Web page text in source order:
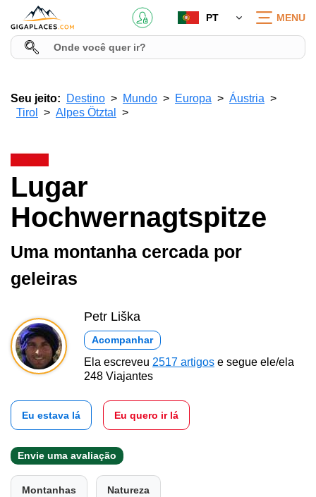
PT MENU
Seu jeito: Destino Mundo Europa
Áustria
Tirol
Alpes Ötztal
Lugar
Hochwernagtspitze
Uma montanha cercada por
geleiras
Petr Liška
Acompanhar
Ela escreveu 2517 artigos e segue ele/ela
248 Viajantes
Eu estava lá Eu quero ir lá
Envie uma avaliação
Montanhas Natureza